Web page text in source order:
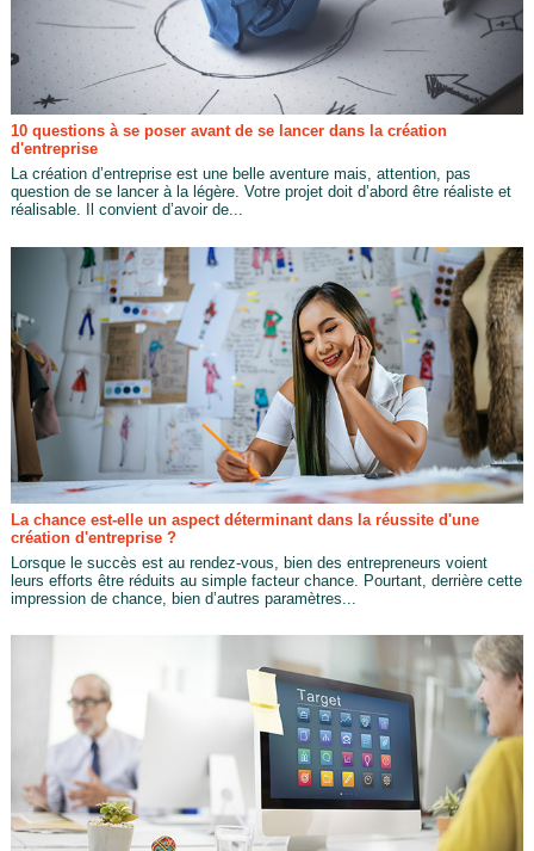
10 questions à se poser avant de se lancer dans la création
d'entreprise
La création d’entreprise est une belle aventure mais, attention, pas
question de se lancer à la légère. Votre projet doit d’abord être réaliste et
réalisable. Il convient d’avoir de...
La chance est-elle un aspect déterminant dans la réussite d'une
création d'entreprise ?
Lorsque le succès est au rendez-vous, bien des entrepreneurs voient
leurs efforts être réduits au simple facteur chance. Pourtant, derrière cette
impression de chance, bien d’autres paramètres...